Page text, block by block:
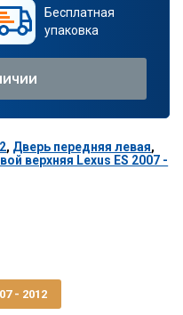
Бесплатная
упаковка
, Дверь передняя левая,
верхняя Lexus ES 2007 -
- 2012